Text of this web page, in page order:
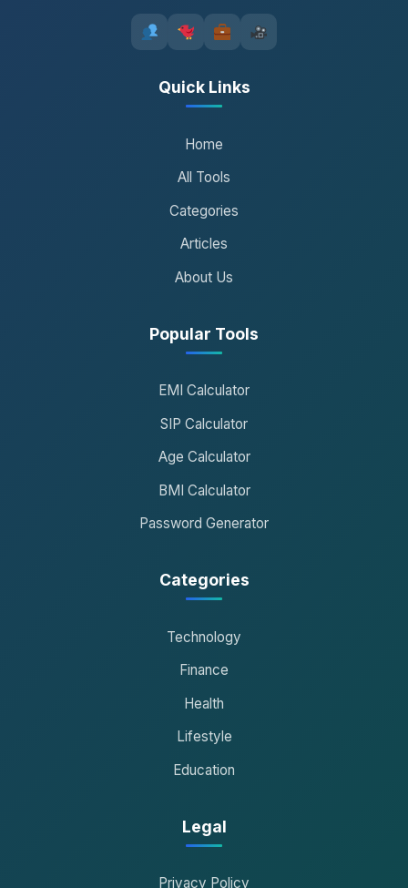
Quick Links
Home
All Tools
Categories
Articles
About Us
Popular Tools
EMI Calculator
SIP Calculator
Age Calculator
BMI Calculator
Password Generator
Categories
Technology
Finance
Health
Lifestyle
Education
Legal
Privacy Policy